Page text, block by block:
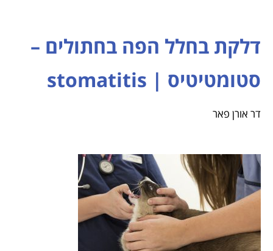
דלקת בחלל הפה בחתולים –
סטומטיטיס | stomatitis
דר אורן פאר